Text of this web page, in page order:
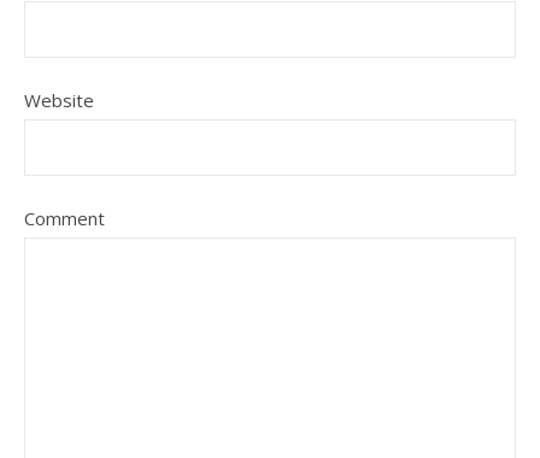
Website
Comment